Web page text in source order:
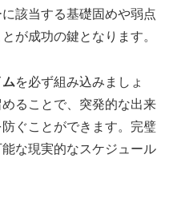
該当する基礎固めや弱点
が成功の鍵となります。
を必ず組み込みましょ
ることで、突発的な出来
ぐことができます。完璧
な現実的なスケジュール